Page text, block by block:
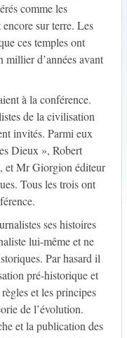
comme les
sur terre. Les
ces temples ont
millier d’années avant
à la conférence.
de la civilisation
invités. Parmi eux
Dieux », Robert
et Mr Giorgion éditeur
Tous les trois ont
ses histoires
lui-même et ne
Par hasard il
pré-historique et
et les principes
de l’évolution.
et la publication des